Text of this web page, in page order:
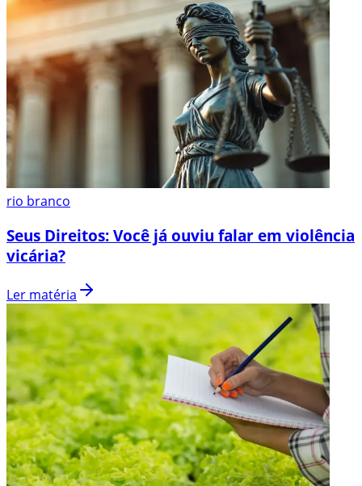
rio branco
Seus Direitos: Você já ouviu falar em violência
vicária?
Ler matéria